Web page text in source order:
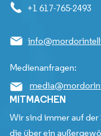
+1 617-765-2493
Medienanfragen:
MITMACHEN
Wir sind immer auf
die über ein